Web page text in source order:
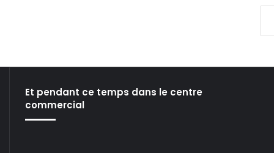
Et pendant ce temps dans le centre
commercial